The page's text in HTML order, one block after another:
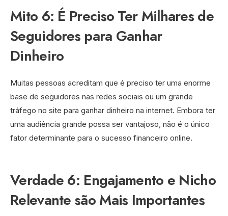
Mito 6: É Preciso Ter Milhares de
Seguidores para Ganhar
Dinheiro
Muitas pessoas acreditam que é preciso ter uma enorme
base de seguidores nas redes sociais ou um grande
tráfego no site para ganhar dinheiro na internet. Embora ter
uma audiência grande possa ser vantajoso, não é o único
fator determinante para o sucesso financeiro online.
Verdade 6: Engajamento e Nicho
Relevante são Mais Importantes